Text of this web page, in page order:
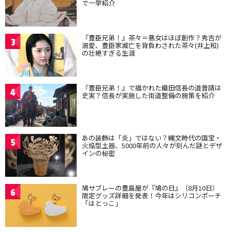
で一挙紹介
3 『豊臣兄弟！』茶々＝悪女はほぼ創作？秀吉が
溺愛、豊臣家滅亡を背負わされた茶々(井上和)
の壮絶すぎる生涯
4 『豊臣兄弟！』で描かれた織田信長の道普請は
史実？信長が実施した街道整備の施策を紹介
5 あの装飾は「炎」ではない？縄文時代の国宝・
火焔型土器、5000年前の人々が刻んだ謎とデザ
インの秘密
6 鳩サブレーの豊島屋が『鳩の日』（8月10日）
限定グッズ詳細を発表！今年はシリコンポーチ
「はとっこ」